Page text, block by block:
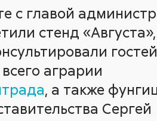
с главой
стенд
аграрии
, а также
Сергей